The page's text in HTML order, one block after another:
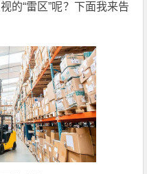
的“雷区”呢？下面我来告